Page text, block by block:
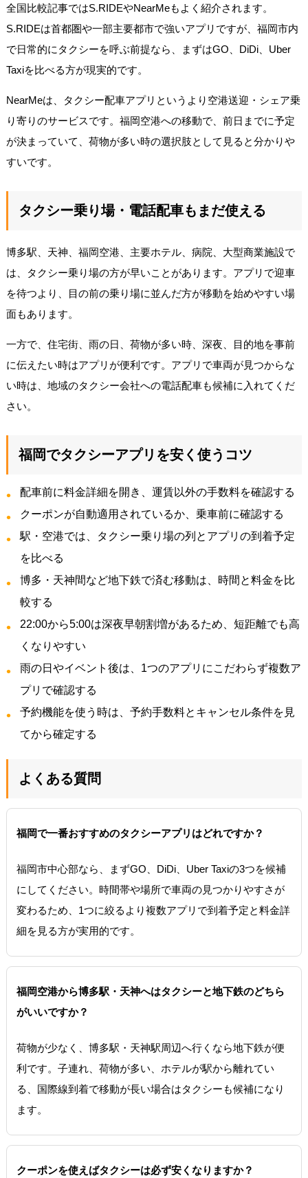
全国比較記事ではS.RIDEやNearMeもよく紹介されます。
S.RIDEは首都圏や一部主要都市で強いアプリですが、福岡市内
で日常的にタクシーを呼ぶ前提なら、まずはGO、DiDi、Uber
Taxiを比べる方が現実的です。
NearMeは、タクシー配車アプリというより空港送迎・シェア乗
り寄りのサービスです。福岡空港への移動で、前日までに予定
が決まっていて、荷物が多い時の選択肢として見ると分かりや
すいです。
タクシー乗り場・電話配車もまだ使える
博多駅、天神、福岡空港、主要ホテル、病院、大型商業施設で
は、タクシー乗り場の方が早いことがあります。アプリで迎車
を待つより、目の前の乗り場に並んだ方が移動を始めやすい場
面もあります。
一方で、住宅街、雨の日、荷物が多い時、深夜、目的地を事前
に伝えたい時はアプリが便利です。アプリで車両が見つからな
い時は、地域のタクシー会社への電話配車も候補に入れてくだ
さい。
福岡でタクシーアプリを安く使うコツ
配車前に料金詳細を開き、運賃以外の手数料を確認する
クーポンが自動適用されているか、乗車前に確認する
駅・空港では、タクシー乗り場の列とアプリの到着予定
を比べる
博多・天神間など地下鉄で済む移動は、時間と料金を比
較する
22:00から5:00は深夜早朝割増があるため、短距離でも高
くなりやすい
雨の日やイベント後は、1つのアプリにこだわらず複数ア
プリで確認する
予約機能を使う時は、予約手数料とキャンセル条件を見
てから確定する
よくある質問
福岡で一番おすすめのタクシーアプリはどれですか？
福岡市中心部なら、まずGO、DiDi、Uber Taxiの3つを候補
にしてください。時間帯や場所で車両の見つかりやすさが
変わるため、1つに絞るより複数アプリで到着予定と料金詳
細を見る方が実用的です。
福岡空港から博多駅・天神へはタクシーと地下鉄のどちら
がいいですか？
荷物が少なく、博多駅・天神駅周辺へ行くなら地下鉄が便
利です。子連れ、荷物が多い、ホテルが駅から離れてい
る、国際線到着で移動が長い場合はタクシーも候補になり
ます。
クーポンを使えばタクシーは必ず安くなりますか？